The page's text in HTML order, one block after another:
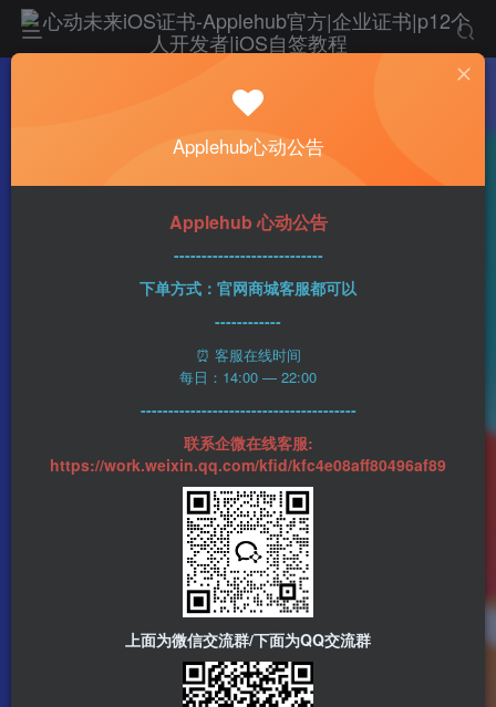
科技资讯
和去年不同 iOS 17和iPadOS 17正式版今年将
会同时发布
2023-09-05 心动未来
Applehub心动公告
Applehub 心动公告
---------------------------
下单方式：官网商城客服都可以
------------
⏰ 客服在线时间
每日：14:00 — 22:00
---------------------------------------
联系企微在线客服:
https://work.weixin.qq.com/kfid/kfc4e08aff80496af89
上面为微信交流群/下面为QQ交流群